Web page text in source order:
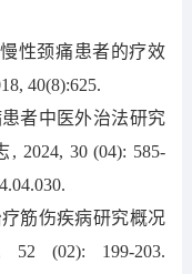
性颈痛患者的疗效
40(8):625.
者中医外治法研究
2024, 30 (04): 585-
筋伤疾病研究概况
(02): 199-203.